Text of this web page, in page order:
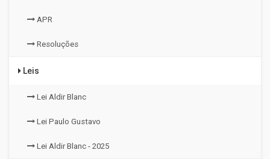
APR
Resoluções
Leis
Lei Aldir Blanc
Lei Paulo Gustavo
Lei Aldir Blanc - 2025